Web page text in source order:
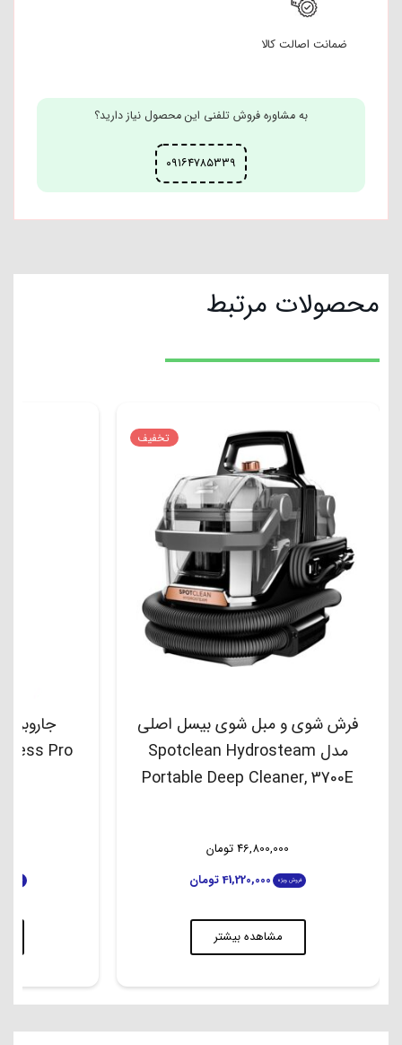
ضمانت اصالت کالا
به مشاوره فروش تلفنی این محصول نیاز دارید؟
۰۹۱۶۴۷۸۵۳۳۹
محصولات مرتبط
تخفیف
فرش شوی و مبل شوی بیسل اصلی
مدل Spotclean Hydrosteam
Portable Deep Cleaner, 3700E
46,800,000 تومان
فروش ویژه 41,220,000 تومان
مشاهده بیشتر
Pro
فروش